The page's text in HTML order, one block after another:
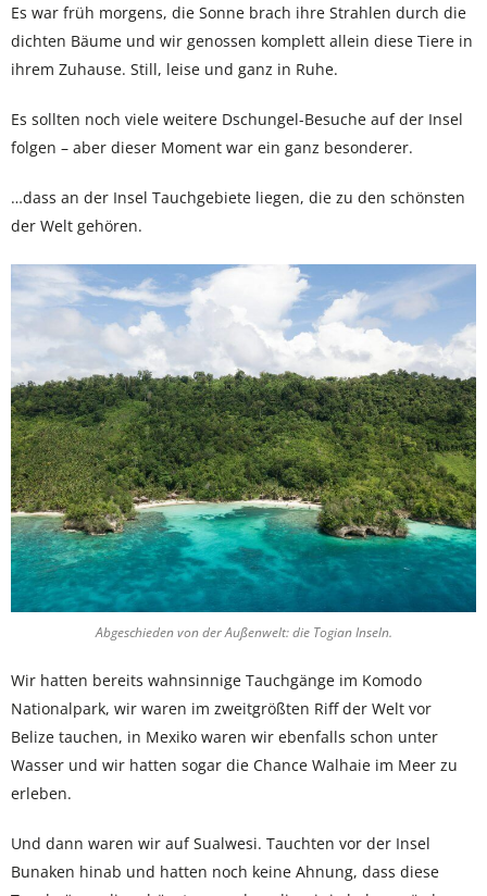
Es war früh morgens, die Sonne brach ihre Strahlen durch die
dichten Bäume und wir genossen komplett allein diese Tiere in
ihrem Zuhause. Still, leise und ganz in Ruhe.
Es sollten noch viele weitere Dschungel-Besuche auf der Insel
folgen – aber dieser Moment war ein ganz besonderer.
…dass an der Insel Tauchgebiete liegen, die zu den schönsten
der Welt gehören.
Abgeschieden von der Außenwelt: die Togian Inseln.
Wir hatten bereits wahnsinnige Tauchgänge im Komodo
Nationalpark, wir waren im zweitgrößten Riff der Welt vor
Belize tauchen, in Mexiko waren wir ebenfalls schon unter
Wasser und wir hatten sogar die Chance Walhaie im Meer zu
erleben.
Und dann waren wir auf Sualwesi. Tauchten vor der Insel
Bunaken hinab und hatten noch keine Ahnung, dass diese